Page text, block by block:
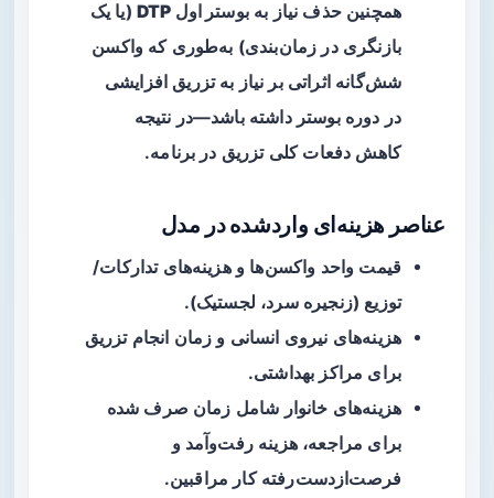
همچنین حذف نیاز بهبوستر اول DTP
(یا یک
بازنگری در زمان‌بندی) به‌طوری که واکسن
شش‌گانه اثراتی بر نیاز به تزریق افزایشی
در دوره بوستر داشته باشد—در نتیجه
کاهش دفعات کلی تزریق در برنامه.
عناصر هزینه‌ای واردشده در مدل
قیمت واحد واکسن‌ها و هزینه‌های تدارکات/
توزیع (زنجیره سرد، لجستیک).
هزینه‌های نیروی انسانی و زمان انجام تزریق
برای مراکز بهداشتی.
هزینه‌های خانوار شامل زمان صرف شده
برای مراجعه، هزینه رفت‌وآمد و
فرصت‌ازدست‌رفته کار مراقبین.